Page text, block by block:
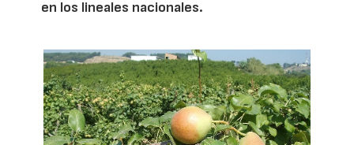
en los lineales nacionales.